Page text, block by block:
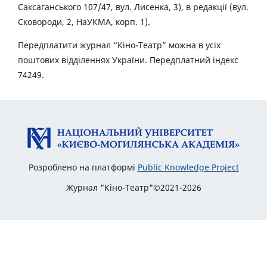
Саксаганського 107/47, вул. Лисенка, 3), в редакції (вул.
Сковороди, 2, НаУКМА, корп. 1).
Передплатити журнал “Кіно-Театр” можна в усіх
поштових відділеннях України. Передплатний індекс
74249.
Розроблено на платформі Public Knowledge Project
Журнал "Кіно-Театр"©2021-2026